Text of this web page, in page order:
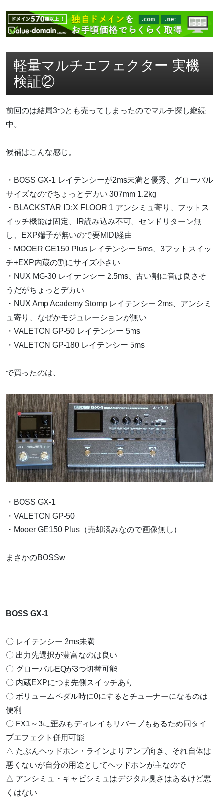
軽量マルチエフェクター 実機
検証②
前回のは結局3つとも売ってしまったのでマルチ探し継続
中。
候補はこんな感じ。
・BOSS GX-1 レイテンシーが2ms未満と優秀、グローバル
サイズなのでちょっとデカい 307mm 1.2kg
・BLACKSTAR ID:X FLOOR 1 アンシミュ寄り、フットス
イッチ機能は固定、IR読み込み不可、センドリターン無
し、EXP端子が無いので要MIDI経由
・MOOER GE150 Plus レイテンシー 5ms、3フットスイッ
チ+EXP内蔵の割にサイズ小さい
・NUX MG-30 レイテンシー 2.5ms、古い割に音は良さそ
うだがちょっとデカい
・NUX Amp Academy Stomp レイテンシー 2ms、アンシミ
ュ寄り、なぜかモジュレーションが無い
・VALETON GP-50 レイテンシー 5ms
・VALETON GP-180 レイテンシー 5ms
で買ったのは、
・BOSS GX-1
・VALETON GP-50
・Mooer GE150 Plus（売却済みなので画像無し）
まさかのBOSSw
BOSS GX-1
〇 レイテンシー 2ms未満
〇 出力先選択が豊富なのは良い
〇 グローバルEQが3つ切替可能
〇 内蔵EXPにつま先側スイッチあり
〇 ボリュームペダル時に0にするとチューナーになるのは
便利
〇 FX1～3に歪みもディレイもリバーブもあるため同タイ
プエフェクト併用可能
△ たぶんヘッドホン・ラインよりアンプ向き、それ自体は
悪くないが自分の用途としてヘッドホンが主なので
△ アンシミュ・キャビシミュはデジタル臭さはあるけど悪
くはない